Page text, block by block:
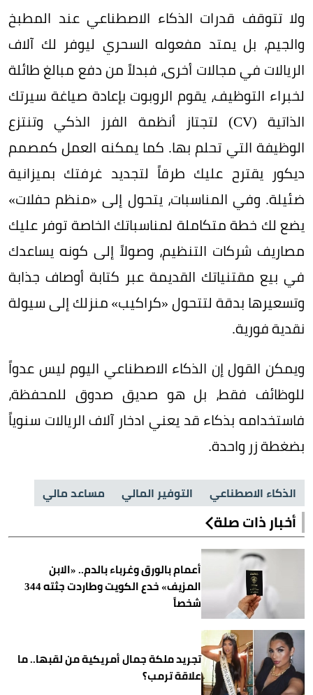
ولا تتوقف قدرات الذكاء الاصطناعي عند المطبخ
والجيم، بل يمتد مفعوله السحري ليوفر لك آلاف
الريالات في مجالات أخرى، فبدلاً من دفع مبالغ طائلة
لخبراء التوظيف، يقوم الروبوت بإعادة صياغة سيرتك
الذاتية (CV) لتجتاز أنظمة الفرز الذكي وتنتزع
الوظيفة التي تحلم بها. كما يمكنه العمل كمصمم
ديكور يقترح عليك طرقاً لتجديد غرفتك بميزانية
ضئيلة. وفي المناسبات، يتحول إلى «منظم حفلات»
يضع لك خطة متكاملة لمناسباتك الخاصة توفر عليك
مصاريف شركات التنظيم، وصولاً إلى كونه يساعدك
في بيع مقتنياتك القديمة عبر كتابة أوصاف جذابة
وتسعيرها بدقة لتتحول «كراكيب» منزلك إلى سيولة
نقدية فورية.
ويمكن القول إن الذكاء الاصطناعي اليوم ليس عدواً
للوظائف فقط، بل هو صديق صدوق للمحفظة،
فاستخدامه بذكاء قد يعني ادخار آلاف الريالات سنوياً
بضغطة زر واحدة.
الذكاء الاصطناعي التوفير المالي مساعد مالي
أخبار ذات صلة
أعمام بالورق وغرباء بالدم.. «الابن
المزيف» خدع الكويت وطاردت جثته 344
شخصاً
تجريد ملكة جمال أمريكية من لقبها.. ما
علاقة ترمب؟